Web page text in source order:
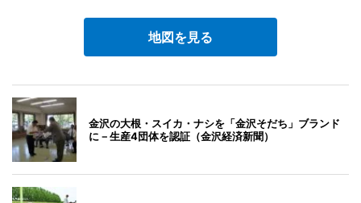
地図を見る
金沢の大根・スイカ・ナシを「金沢そだち」ブランド
に－生産4団体を認証（金沢経済新聞）